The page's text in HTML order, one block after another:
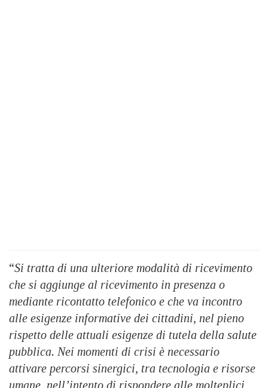
“Si tratta di una ulteriore modalità di ricevimento
che si aggiunge al ricevimento in presenza o
mediante ricontatto telefonico e che va incontro
alle esigenze informative dei cittadini, nel pieno
rispetto delle attuali esigenze di tutela della salute
pubblica. Nei momenti di crisi è necessario
attivare percorsi sinergici, tra tecnologia e risorse
umane, nell’intento di rispondere alle molteplici